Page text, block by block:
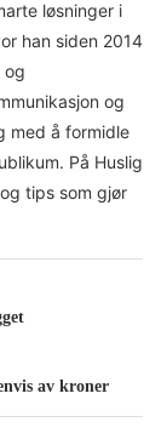
løsninger i
han siden 2014
og
og
med å formidle
På Huslig
tips som gjør
av kroner